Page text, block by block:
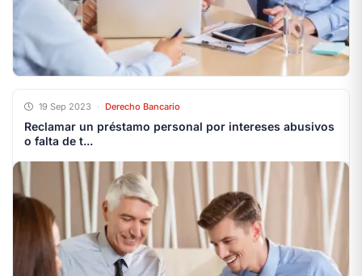
19 Sep 2023 · Derecho Bancario
Reclamar un préstamo personal por intereses abusivos
o falta de t...